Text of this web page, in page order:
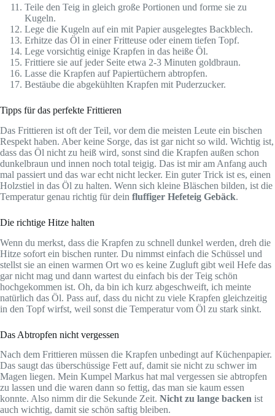
Teile den Teig in gleich große Portionen und forme sie zu
Kugeln.
Lege die Kugeln auf ein mit Papier ausgelegtes Backblech.
Erhitze das Öl in einer Fritteuse oder einem tiefen Topf.
Lege vorsichtig einige Krapfen in das heiße Öl.
Frittiere sie auf jeder Seite etwa 2-3 Minuten goldbraun.
Lasse die Krapfen auf Papiertüchern abtropfen.
Bestäube die abgekühlten Krapfen mit Puderzucker.
Tipps für das perfekte Frittieren
Das Frittieren ist oft der Teil, vor dem die meisten Leute ein bischen
Respekt haben. Aber keine Sorge, das ist gar nicht so wild. Wichtig ist,
dass das Öl nicht zu heiß wird, sonst sind die Krapfen außen schon
dunkelbraun und innen noch total teigig. Das ist mir am Anfang auch
mal passiert und das war echt nicht lecker. Ein guter Trick ist es, einen
Holzstiel in das Öl zu halten. Wenn sich kleine Bläschen bilden, ist die
Temperatur genau richtig für dein fluffiger Hefeteig Gebäck.
Die richtige Hitze halten
Wenn du merkst, dass die Krapfen zu schnell dunkel werden, dreh die
Hitze sofort ein bischen runter. Du nimmst einfach die Schüssel und
stellst sie an einen warmen Ort wo es keine Zugluft gibt weil Hefe das
gar nicht mag und dann wartest du einfach bis der Teig schön
hochgekommen ist. Oh, da bin ich kurz abgeschweift, ich meinte
natürlich das Öl. Pass auf, dass du nicht zu viele Krapfen gleichzeitig
in den Topf wirfst, weil sonst die Temperatur vom Öl zu stark sinkt.
Das Abtropfen nicht vergessen
Nach dem Frittieren müssen die Krapfen unbedingt auf Küchenpapier.
Das saugt das überschüssige Fett auf, damit sie nicht zu schwer im
Magen liegen. Mein Kumpel Markus hat mal vergessen sie abtropfen
zu lassen und die waren dann so fettig, das man sie kaum essen
konnte. Also nimm dir die Sekunde Zeit. Nicht zu lange backen ist
auch wichtig, damit sie schön saftig bleiben.